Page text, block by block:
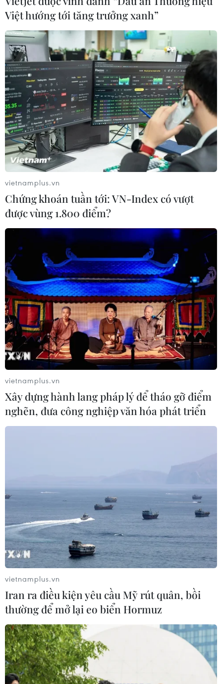
Việt Nam luôn nỗ lực nâng cao lợi ích của
người dân, các nhóm yếu thế
Giáo sư Julie Nguyễn đánh giá Việt Nam không chỉ
quan tâm, đảm bảo lợi ích của các nhóm yếu thế, mà
còn nỗ lực hết sức nâng cao lợi ích của người dân nói
chung và các nhóm người thiệt thòi nói riêng.
có thay đổi rất lớn so với giai đoạn trước. Nghị quyết
Đại hội đại biểu toàn quốc lần thứ XIII của Đảng cũng
đã xác định giảm nghèo phải thực chất.
Việt hướng tới tăng trưởng xanh”
vietnamplus.vn
Chứng khoán tuần tới: VN-Index có vượt
được vùng 1.800 điểm?
vietnamplus.vn
Xây dựng hành lang pháp lý để tháo gỡ điểm
nghẽn, đưa công nghiệp văn hóa phát triển
vietnamplus.vn
Iran ra điều kiện yêu cầu Mỹ rút quân, bồi
thường để mở lại eo biển Hormuz